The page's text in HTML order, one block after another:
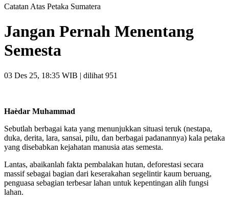
Catatan Atas Petaka Sumatera
Jangan Pernah Menentang
Semesta
03 Des 25, 18:35 WIB | dilihat 951
Haèdar Muhammad
Sebutlah berbagai kata yang menunjukkan situasi teruk (nestapa,
duka, derita, lara, sansai, pilu, dan berbagai padanannya) kala petaka
yang disebabkan kejahatan manusia atas semesta.
Lantas, abaikanlah fakta pembalakan hutan, deforestasi secara
massif sebagai bagian dari keserakahan segelintir kaum beruang,
penguasa sebagian terbesar lahan untuk kepentingan alih fungsi
lahan.